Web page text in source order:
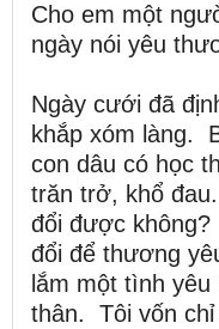
Cho em một
ngày nói yêu
Ngày cưới đã
khắp xóm làng.
con dâu có học
trăn trở, khổ
đổi được
đổi để thương
lắm một tình
thân. Tôi vốn